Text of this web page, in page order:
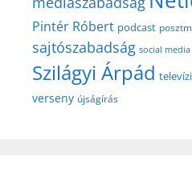
Pintér Róbert podcast
sajtószabadság social media
Szilágyi Árpád
verseny újságírás